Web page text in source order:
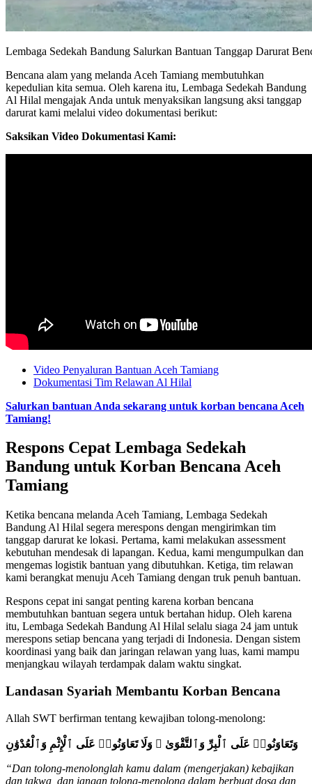
Lembaga Sedekah Bandung Salurkan Bantuan Tanggap Darurat
Bencana alam yang melanda Aceh Tamiang membutuhkan
kepedulian kita semua. Oleh karena itu, Lembaga Sedekah Bandung
Al Hilal mengajak Anda untuk menyaksikan langsung aksi tanggap
darurat kami melalui video dokumentasi berikut:
Saksikan Video Dokumentasi Kami:
Video Penyaluran Bantuan Aceh Tamiang
Dokumentasi Tim Relawan Al Hilal
Salurkan bantuan Anda sekarang untuk korban bencana Aceh
Tamiang!
Respons Cepat Lembaga Sedekah
Bandung untuk Korban Bencana Aceh
Tamiang
Ketika bencana melanda Aceh Tamiang, Lembaga Sedekah
Bandung Al Hilal segera merespons dengan mengirimkan tim
tanggap darurat ke lokasi. Pertama, kami melakukan assessment
kebutuhan mendesak di lapangan. Kedua, kami mengumpulkan dan
mengemas logistik bantuan yang dibutuhkan. Ketiga, tim relawan
kami berangkat menuju Aceh Tamiang dengan truk penuh bantuan.
Respons cepat ini sangat penting karena korban bencana
membutuhkan bantuan segera untuk bertahan hidup. Oleh karena
itu, Lembaga Sedekah Bandung Al Hilal selalu siaga 24 jam untuk
merespons setiap bencana yang terjadi di Indonesia. Dengan sistem
koordinasi yang baik dan jaringan relawan yang luas, kami mampu
menjangkau wilayah terdampak dalam waktu singkat.
Landasan Syariah Membantu Korban Bencana
Allah SWT berfirman tentang kewajiban tolong-menolong:
وَتَعَاوَنُوا۟ عَلَى ٱلْبِرِّ وَٱلتَّقْوَىٰ ۖ وَلَا تَعَاوَنُوا۟ عَلَى ٱلْإِثْمِ وَٱلْعُدْوَٰنِ
“Dan tolong-menolonglah kamu dalam (mengerjakan) kebajikan
dan takwa, dan jangan tolong-menolong dalam berbuat dosa dan